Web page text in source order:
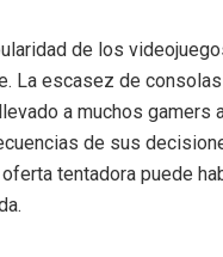
de los
La escasez de
a muchos gamers
de sus
tentadora puede